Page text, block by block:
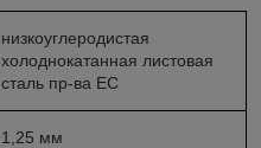
низкоуглеродистая
холоднокатанная листовая
сталь пр-ва ЕС
1,25 мм